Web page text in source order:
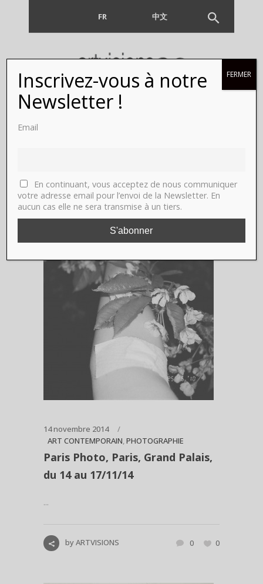
FR 中文
14 novembre 2014
ART CONTEMPORAIN,PHOTOGRAPHIE
Paris Photo, Paris, Grand Palais,
du 14 au 17/11/14
...
byARTVISIONS 0 0
Inscrivez-vous à notre
Newsletter !
Email
En continuant, vous acceptez de nous communiquer
votre adresse email pour l’envoi de la Newsletter. En
aucun cas elle ne sera transmise à un tiers.
FERMER